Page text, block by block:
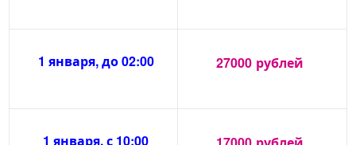
1 января, до 02:00 27000 рублей
1 января, с 10:00